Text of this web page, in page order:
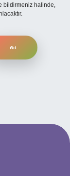
bildirmeniz halinde,